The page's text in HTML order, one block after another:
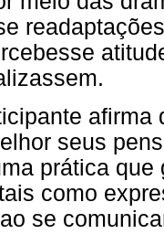
seus
prática
como
se